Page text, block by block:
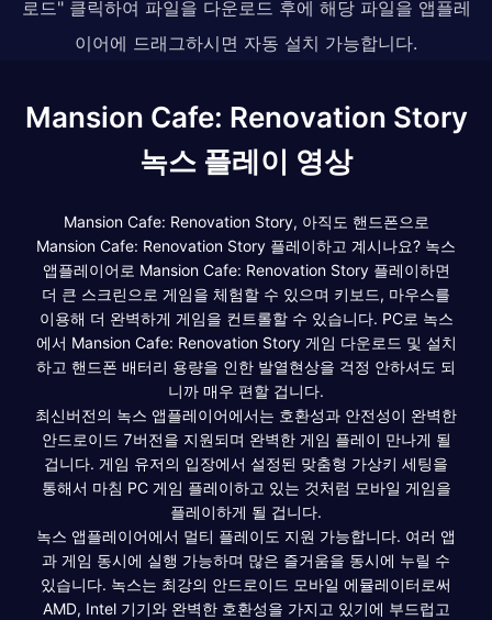
로드" 클릭하여 파일을 다운로드 후에 해당 파일을 앱플레
이어에 드래그하시면 자동 설치 가능합니다.
Mansion Cafe: Renovation Story
녹스 플레이 영상
Mansion Cafe: Renovation Story, 아직도 핸드폰으로
Mansion Cafe: Renovation Story 플레이하고 계시나요? 녹스
앱플레이어로 Mansion Cafe: Renovation Story 플레이하면
더 큰 스크린으로 게임을 체험할 수 있으며 키보드, 마우스를
이용해 더 완벽하게 게임을 컨트롤할 수 있습니다. PC로 녹스
에서 Mansion Cafe: Renovation Story 게임 다운로드 및 설치
하고 핸드폰 배터리 용량을 인한 발열현상을 걱정 안하셔도 되
니까 매우 편할 겁니다.
최신버전의 녹스 앱플레이어에서는 호환성과 안전성이 완벽한
안드로이드 7버전을 지원되며 완벽한 게임 플레이 만나게 될
겁니다. 게임 유저의 입장에서 설정된 맞춤형 가상키 세팅을
통해서 마침 PC 게임 플레이하고 있는 것처럼 모바일 게임을
플레이하게 될 겁니다.
녹스 앱플레이어에서 멀티 플레이도 지원 가능합니다. 여러 앱
과 게임 동시에 실행 가능하며 많은 즐거움을 동시에 누릴 수
있습니다. 녹스는 최강의 안드로이드 모바일 에뮬레이터로써
AMD, Intel 기기와 완벽한 호환성을 가지고 있기에 부드럽고